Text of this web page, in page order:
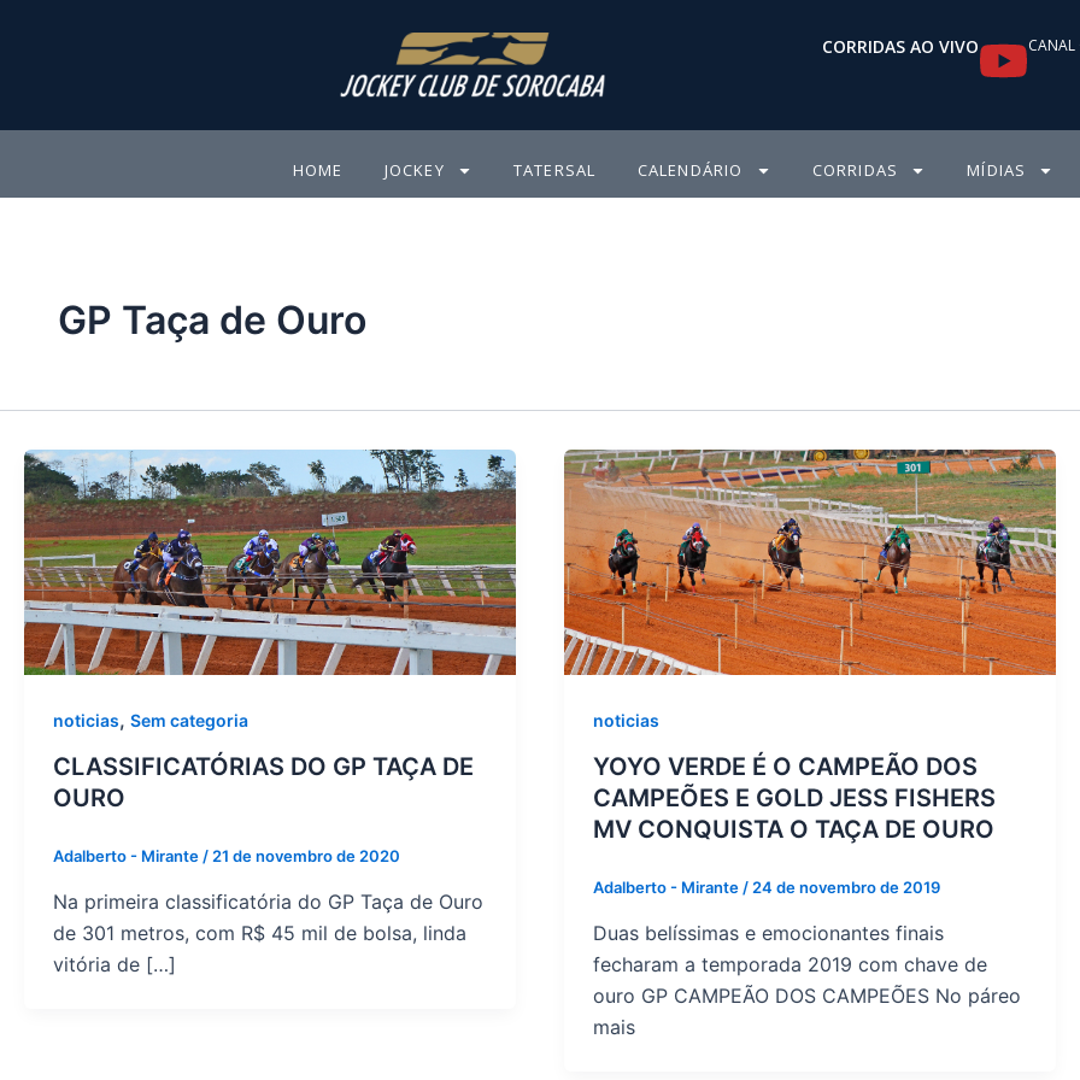
CORRIDAS AO VIVO
Y
u
t
CANAL
HOME JOCKEY TATERSAL CALENDÁRIO CORRIDAS MÍDIAS
GP Taça de Ouro
noticias, Sem categoria
CLASSIFICATÓRIAS DO GP TAÇA DE
OURO
Adalberto - Mirante / 21 de novembro de 2020
Na primeira classificatória do GP Taça de Ouro
de 301 metros, com R$ 45 mil de bolsa, linda
vitória de […]
noticias
YOYO VERDE É O CAMPEÃO DOS
CAMPEÕES E GOLD JESS FISHERS
MV CONQUISTA O TAÇA DE OURO
Adalberto - Mirante / 24 de novembro de 2019
Duas belíssimas e emocionantes finais
fecharam a temporada 2019 com chave de
ouro GP CAMPEÃO DOS CAMPEÕES No páreo
mais